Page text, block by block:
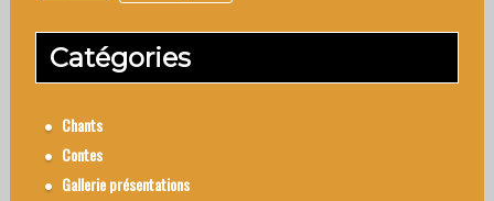
Catégories
Chants
Contes
Gallerie présentations